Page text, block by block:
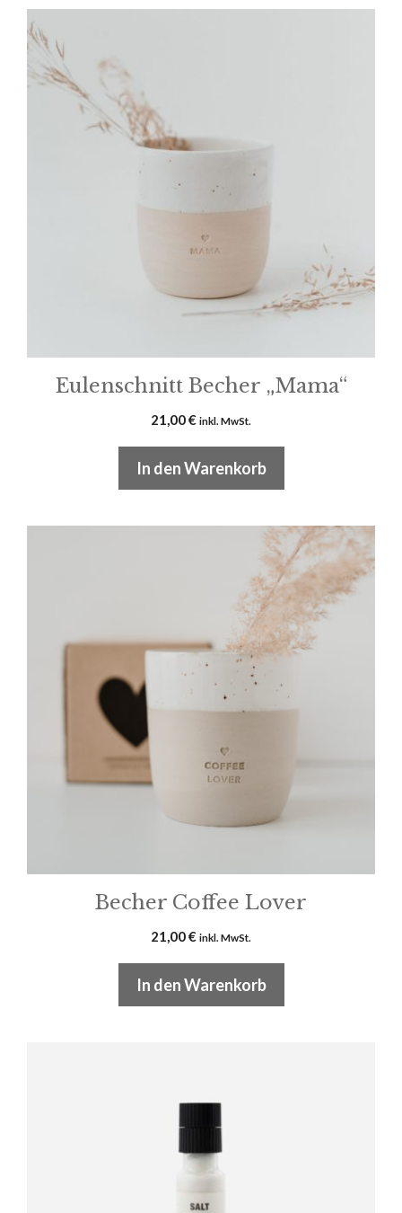
Eulenschnitt Becher „Mama“
21,00€ inkl. MwSt.
In den Warenkorb
Becher Coffee Lover
21,00€ inkl. MwSt.
In den Warenkorb